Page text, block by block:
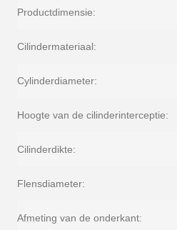
Productdimensie:
Cilindermateriaal:
Cylinderdiameter:
Hoogte van de cilinderinterceptie:
Cilinderdikte:
Flensdiameter:
Afmeting van de onderkant: